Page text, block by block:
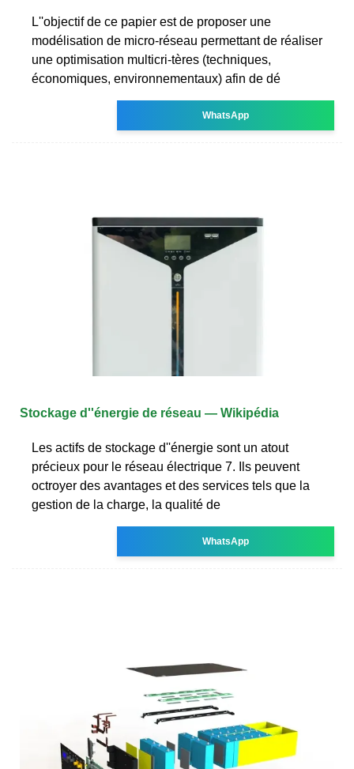
L''objectif de ce papier est de proposer une
modélisation de micro-réseau permettant de réaliser
une optimisation multicri-tères (techniques,
économiques, environnementaux) afin de dé
WhatsApp
Stockage d''énergie de réseau — Wikipédia
Les actifs de stockage d''énergie sont un atout
précieux pour le réseau électrique 7. Ils peuvent
octroyer des avantages et des services tels que la
gestion de la charge, la qualité de
WhatsApp